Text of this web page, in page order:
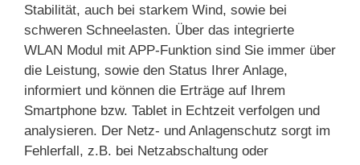
Stabilität, auch bei starkem Wind, sowie bei
schweren Schneelasten. Über das integrierte
WLAN Modul mit APP-Funktion sind Sie immer über
die Leistung, sowie den Status Ihrer Anlage,
informiert und können die Erträge auf Ihrem
Smartphone bzw. Tablet in Echtzeit verfolgen und
analysieren. Der Netz- und Anlagenschutz sorgt im
Fehlerfall, z.B. bei Netzabschaltung oder